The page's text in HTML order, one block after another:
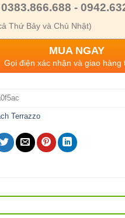
-
Thứ Bảy và Chủ Nhật)
MUA NGAY
Gọi điện xác nhận và giao hàng
Terrazzo